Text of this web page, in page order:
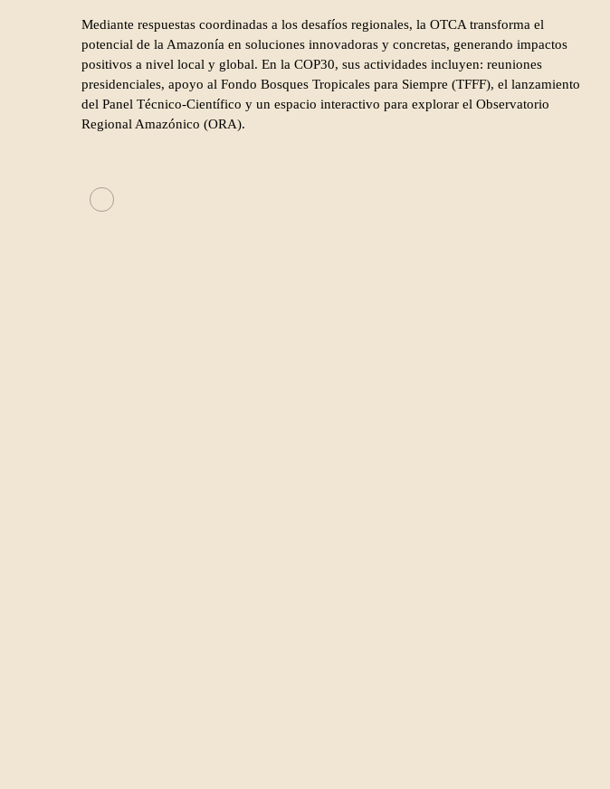
Mediante respuestas coordinadas a los desafíos regionales, la OTCA transforma el
potencial de la Amazonía en soluciones innovadoras y concretas, generando impactos
positivos a nivel local y global. En la COP30, sus actividades incluyen: reuniones
presidenciales, apoyo al Fondo Bosques Tropicales para Siempre (TFFF), el lanzamiento
del Panel Técnico-Científico y un espacio interactivo para explorar el Observatorio
Regional Amazónico (ORA).